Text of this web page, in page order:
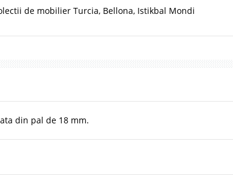
de mobilier Turcia, Bellona, Istikbal Mondi
din pal de 18 mm.